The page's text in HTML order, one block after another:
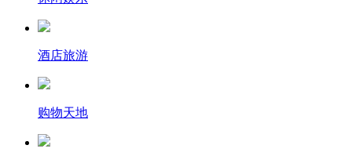
酒店旅游
购物天地